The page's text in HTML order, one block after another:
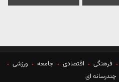
فرهنگی اقتصادی جامعه
ورزشی
چندرسانه ای